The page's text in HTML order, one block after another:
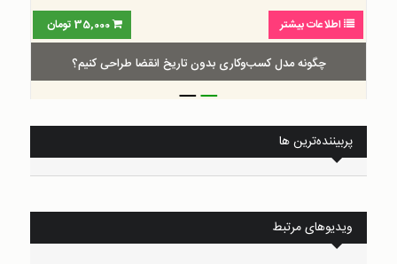
اطلاعات بیشتر 35,000 تومان
چگونه مدل کسب‌و‌کاری بدون تاریخ انقضا طراحی کنیم؟
__
پربیننده‌ترین ها
ویدیوهای مرتبط